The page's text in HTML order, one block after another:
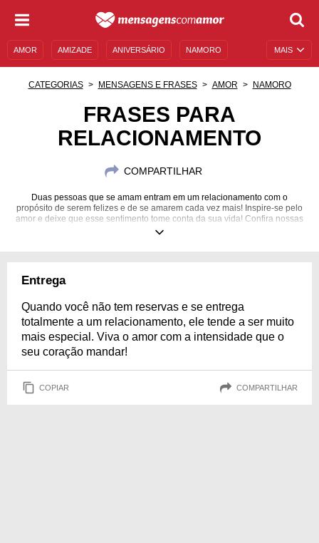
MAIS
AMOR AMIZADE ANIVERSÁRIO NAMORO
MENSAGENS E FRASES MENSAGENS DE ANIVERSÁRIO
CATEGORIAS MENSAGENS E FRASES AMOR NAMORO
FRASES PARA
RELACIONAMENTO
COMPARTILHAR
Duas pessoas que se amam entram em um relacionamento com o
propósito de serem felizes e de se amarem cada vez mais! Inspire-se pelo
amor e deixe que esse sentimento tome conta da sua vida! Confira nossas
mensagens e aproveite para se declarar ao seu parceiro.
Entrega
Quando você não tem reservas e se entrega
totalmente a um relacionamento, ele tende a ser muito
mais especial. Viva o amor com a intensidade que o
seu coração mandar!
COPIAR COMPARTILHAR